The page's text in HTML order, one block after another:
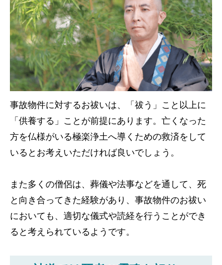
事故物件に対するお祓いは、「祓う」こと以上に
「供養する」ことが前提にあります。亡くなった
方を仏様がいる極楽浄土へ導くための救済をして
いるとお考えいただければ良いでしょう。
また多くの僧侶は、葬儀や法事などを通して、死
と向き合ってきた経験があり、事故物件のお祓い
においても、適切な儀式や読経を行うことができ
ると考えられているようです。